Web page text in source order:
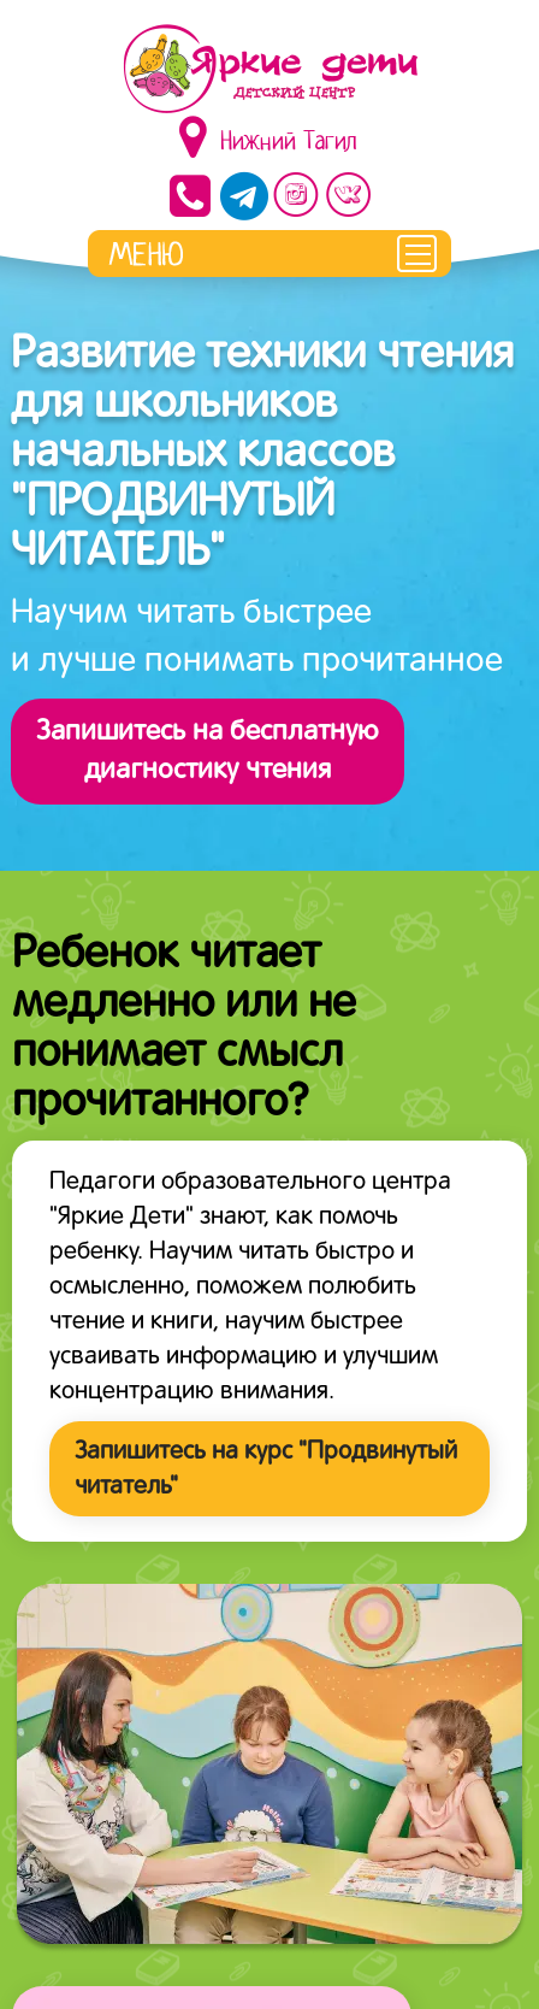
Нижний Тагил
Развитие техники чтения
для школьников
начальных классов
"ПРОДВИНУТЫЙ
ЧИТАТЕЛЬ"
Научим читать быстрее
и лучше понимать прочитанное
Запишитесь на бесплатную
диагностику чтения
Ребенок читает
медленно или не
понимает смысл
прочитанного?
Педагоги образовательного центра
"Яркие Дети" знают, как помочь
ребенку. Научим читать быстро и
осмысленно, поможем полюбить
чтение и книги, научим быстрее
усваивать информацию и улучшим
концентрацию внимания.
Запишитесь на курс "Продвинутый
читатель"